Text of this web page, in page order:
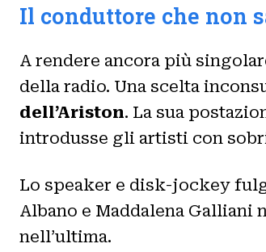
Il conduttore che non
A rendere ancora più
della radio. Una scelta
dell’Ariston. La sua
introdusse gli artisti con
Lo speaker e disk-jockey
Albano e Maddalena Galliani
nell’ultima.